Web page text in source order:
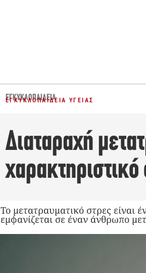
ΕΓΚΥΚΛΟΠΑΙΔΕΙΑ
ΕΓΚΥΚΛΟΠΑΊΔΕΙΑ ΥΓΕΊΑΣ
Διαταραχή
Το μετατραυματικό στρες είναι
εμφανίζεται σε έναν άνθρωπο